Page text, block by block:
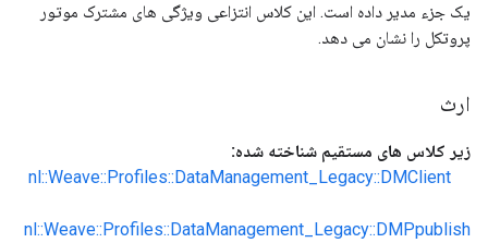
یک جزء مدیر داده است. این کلاس انتزاعی ویژگی های مشترک موتور
پروتکل را نشان می دهد.
ارث
زیر کلاس های مستقیم شناخته شده:
nl::Weave::Profiles::DataManagement_Legacy::DMClient
nl::Weave::Profiles::DataManagement_Legacy::DMPpublish